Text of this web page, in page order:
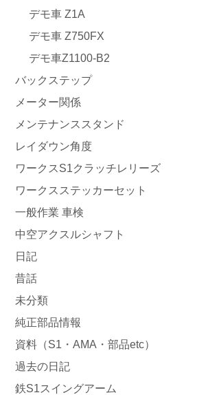
デモ車 Z1A
デモ車 Z750FX
デモ車Z1100-B2
バックステップ
メーター関係
メンテナンススタンド
レイダウン角度
ワークスS1クラッチレリーズ
ワークスステッカーセット
一般作業 車検
中空アクスルシャフト
日記
昔話
未分類
純正部品情報
資料（S1・AMA・部品etc）
過去の日記
鉄S1スイングアーム